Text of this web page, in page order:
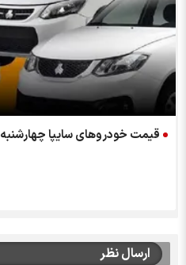
قیمت خودرو‌های سایپا چهارشنبه ۱۰ تیر ۱۴۰۵
ارسال نظر